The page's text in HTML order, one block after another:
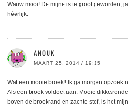
Wauw mooi! De mijne is te groot geworden,
héérlijk.
ANOUK
MAART 25, 2014 / 19:15
Wat een mooie broek!! Ik ga morgen opzoek
Als een broek voldoet aan: Mooie dikke/
boven de broekrand en zachte stof, is het